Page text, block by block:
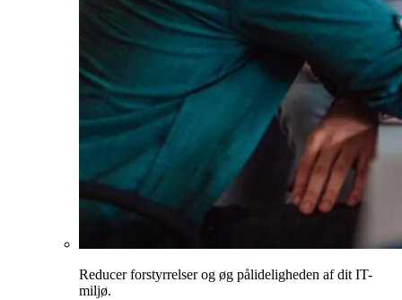
Reducer forstyrrelser og øg pålideligheden af dit IT-
miljø.